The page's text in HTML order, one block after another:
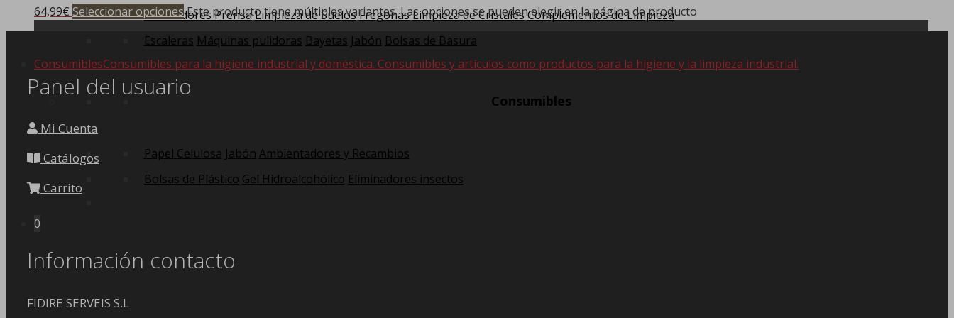
Escurridores PrensaLimpieza de SuelosFregonasLimpieza de CristalesComplementos de Limpieza
Escaleras Máquinas pulidoras Bayetas Jabón Bolsas de Basura
ConsumiblesConsumibles para la higiene industrial y doméstica. Consumibles y artículos como productos para la higiene y la limpieza industrial.
Consumibles
Papel Celulosa Jabón Ambientadores y Recambios
Bolsas de Plástico Gel Hidroalcohólico Eliminadores insectos
0
64,99€ Seleccionar opciones Este producto tiene múltiples variantes. Las opciones se pueden elegir en la página de producto
Panel del usuario
Mi Cuenta
Catálogos
Carrito
Información contacto
FIDIRE SERVEIS S.L